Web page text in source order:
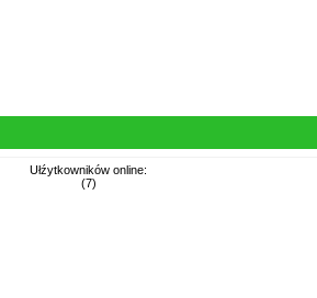
Ułźytkowników online:
(7)